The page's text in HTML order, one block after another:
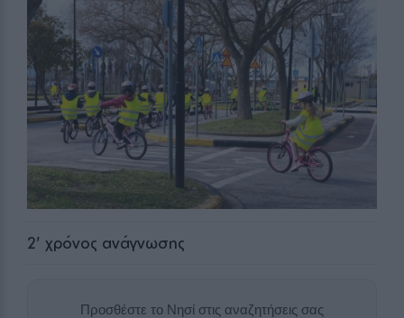
2' χρόνος ανάγνωσης
Προσθέστε το Νησί στις αναζητήσεις σας